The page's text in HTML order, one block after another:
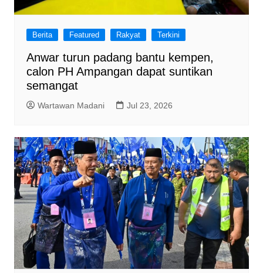
Berita Featured Rakyat Terkini
Anwar turun padang bantu kempen,
calon PH Ampangan dapat suntikan
semangat
Wartawan Madani Jul 23, 2026